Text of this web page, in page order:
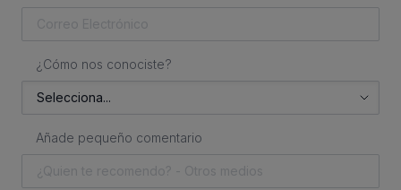
¿Cómo nos conociste?
Añade pequeño comentario